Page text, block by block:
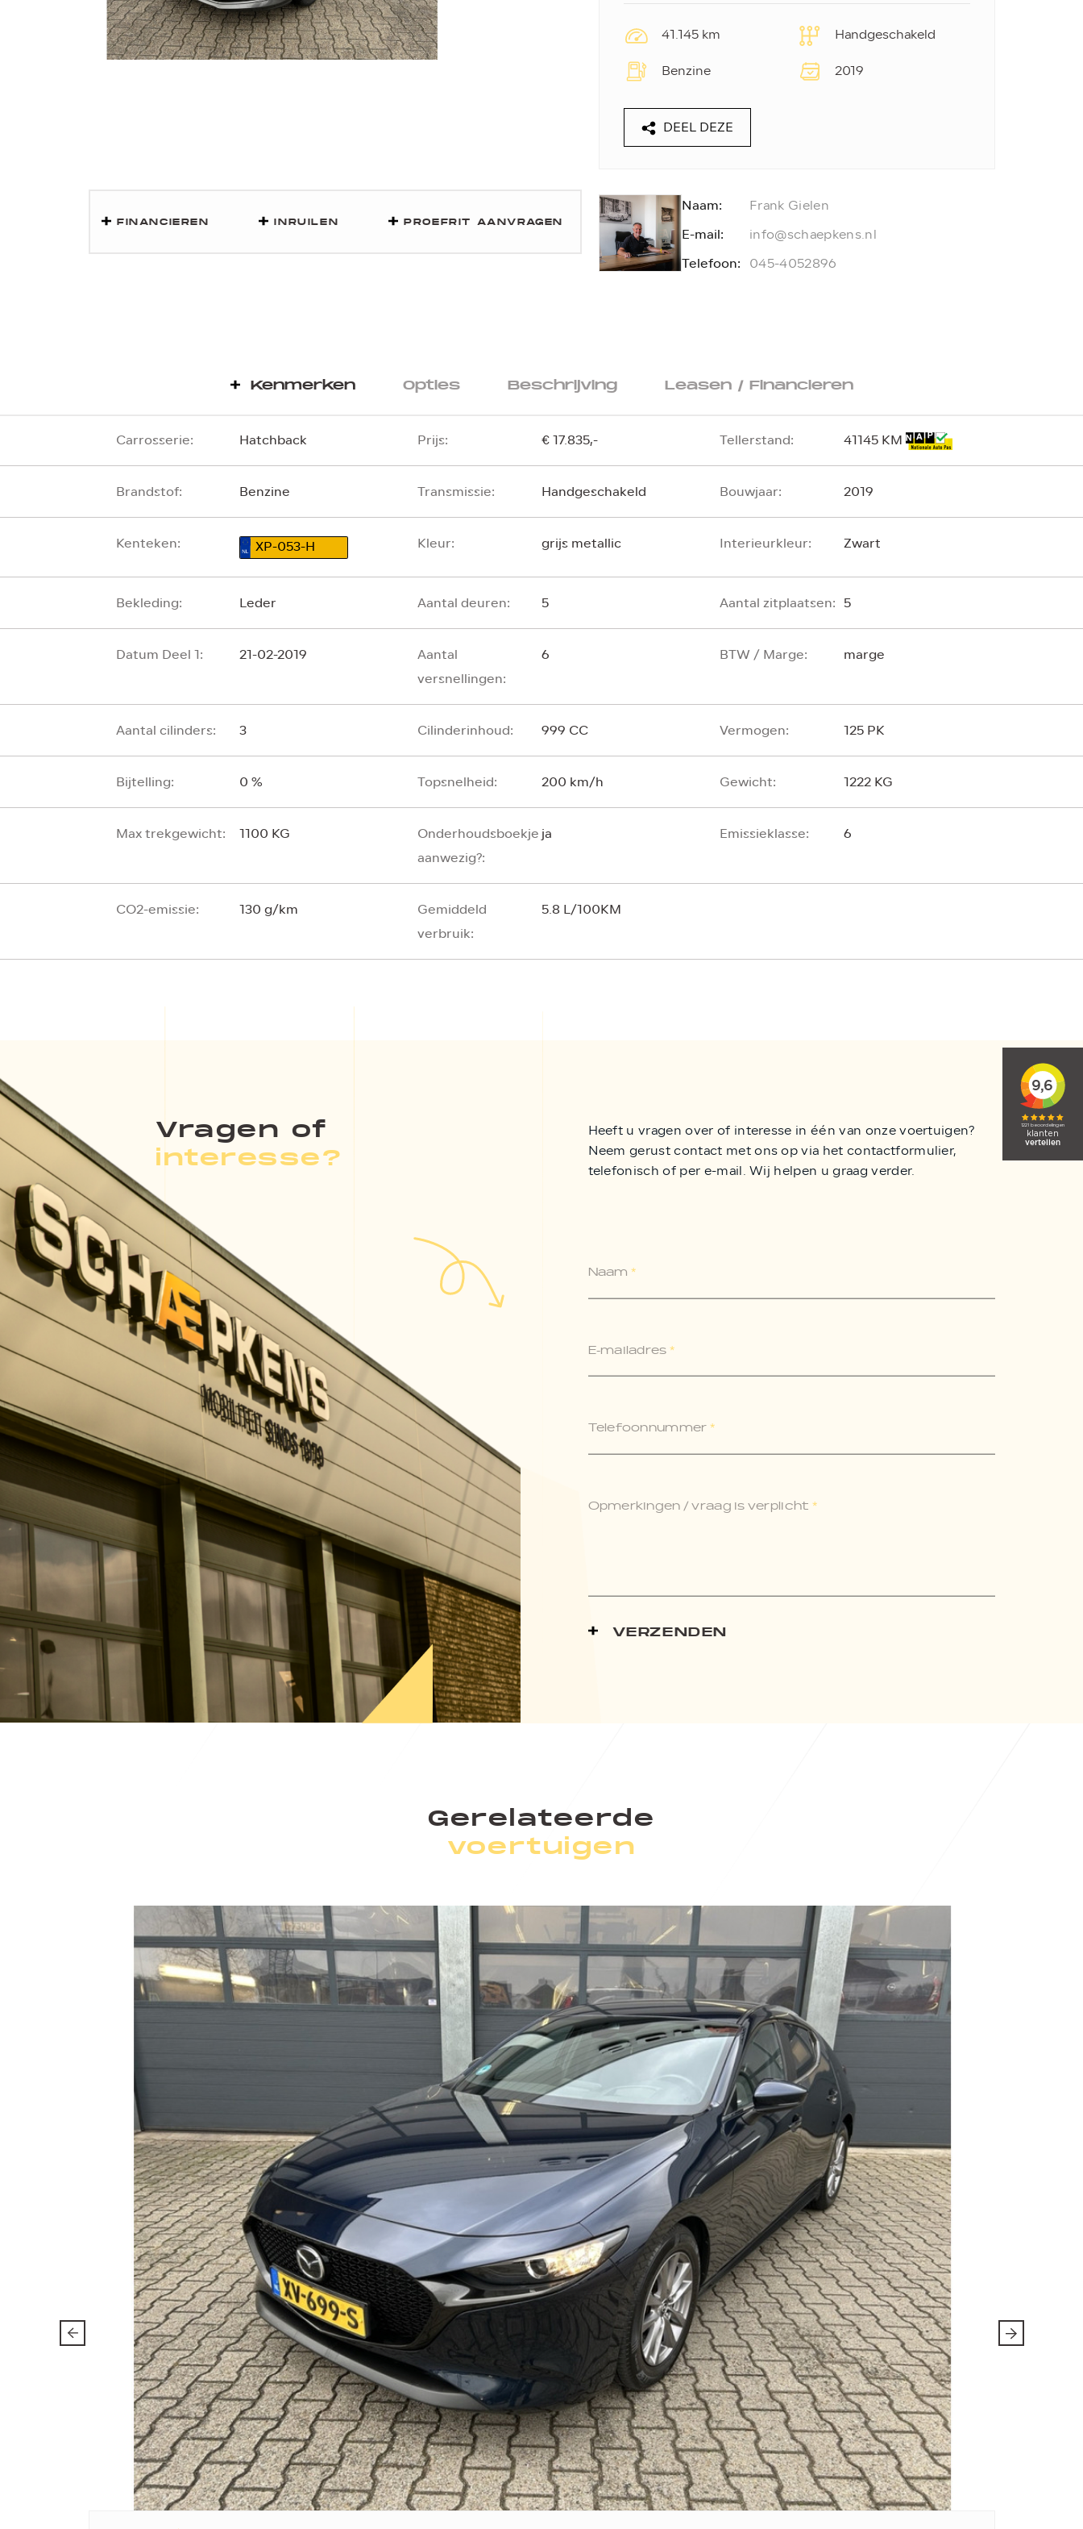
41.145 km
Handgeschakeld
Benzine
2019
DEEL DEZE
FINANCIEREN INRUILEN PROEFRIT AANVRAGEN
Naam: Frank Gielen
E-mail: info@schaepkens.nl
Telefoon: 045-4052896
Kenmerken Opties Beschrijving Leasen / Financieren
Carrosserie: Hatchback Prijs: € 17.835,- Tellerstand: 41145 KM
Brandstof: Benzine Transmissie: Handgeschakeld Bouwjaar: 2019
Kenteken: XP-053-H Kleur: grijs metallic Interieurkleur: Zwart
Bekleding: Leder Aantal deuren: 5 Aantal zitplaatsen: 5
Datum Deel 1: 21-02-2019
Aantal
versnellingen:
6 BTW / Marge: marge
Aantal cilinders: 3 Cilinderinhoud: 999 CC Vermogen: 125 PK
Bijtelling: 0 % Topsnelheid: 200 km/h Gewicht: 1222 KG
Max trekgewicht: 1100 KG
Onderhoudsboekje
aanwezig?:
ja Emissieklasse: 6
CO2-emissie: 130 g/km
Gemiddeld
verbruik:
5.8 L/100KM
Vragen of
interesse?
Heeft u vragen over of interesse in één van onze voertuigen?
Neem gerust contact met ons op via het contactformulier,
telefonisch of per e-mail. Wij helpen u graag verder.
Naam *
E-mailadres*
Telefoonnummer*
Opmerkingen / vraag is verplicht *
VERZENDEN
Gerelateerde
voertuigen